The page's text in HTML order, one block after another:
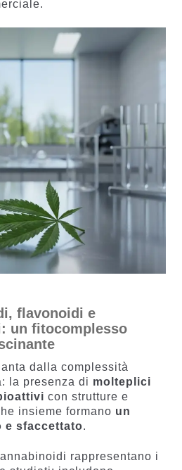
flavonoidi e
un fitocomplesso
dalla complessità
la presenza di molteplici
con strutture e
insieme formano un
e sfaccettato.
rappresentano i